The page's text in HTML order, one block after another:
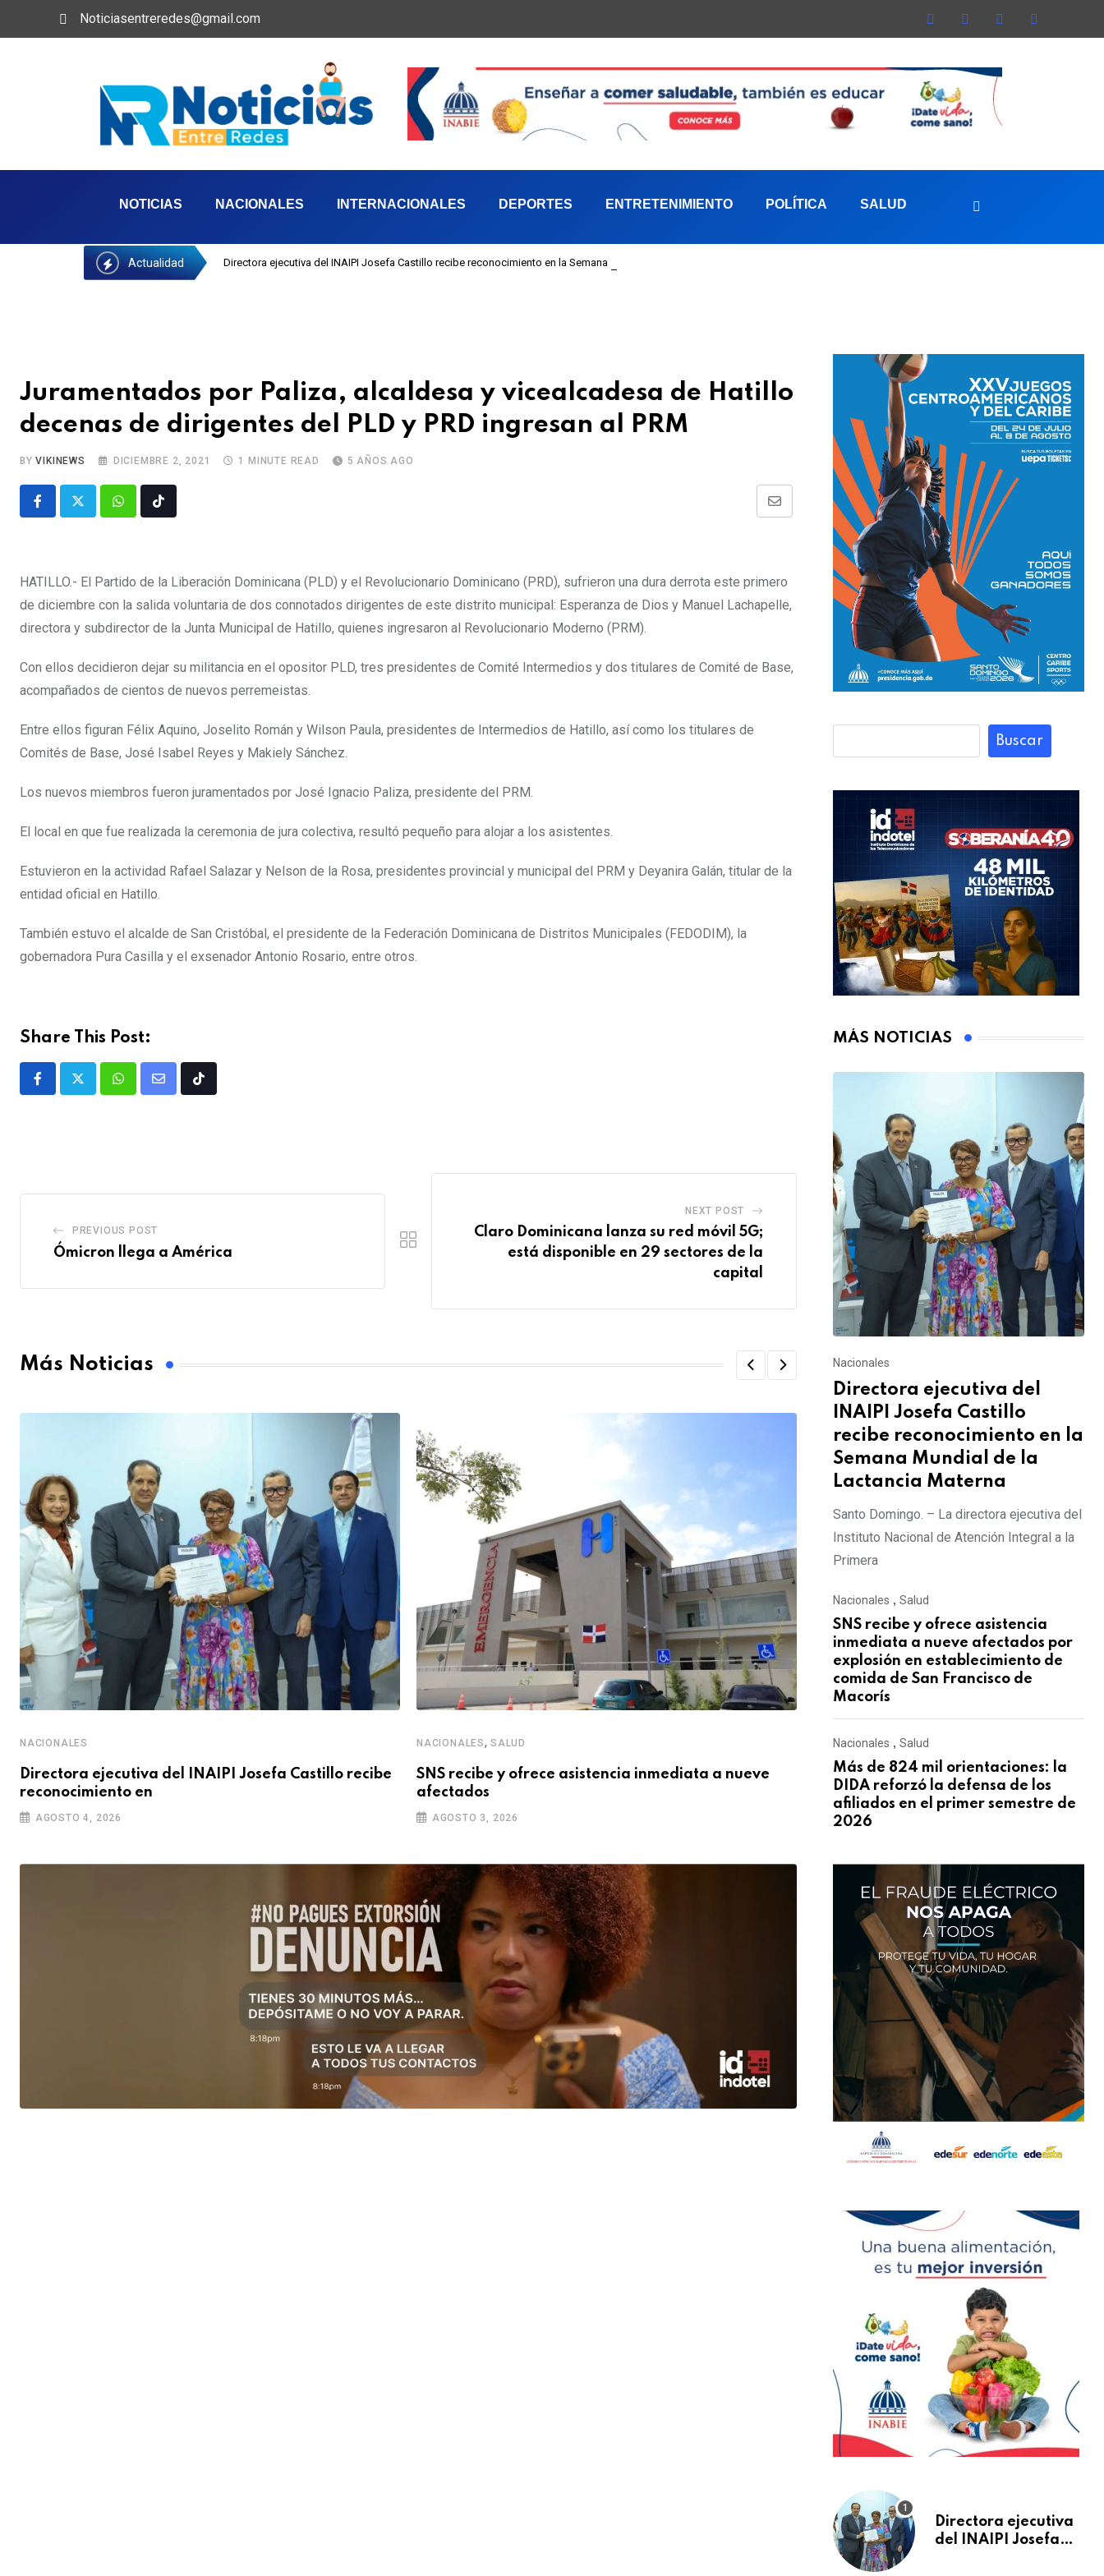
Noticiasentreredes@gmail.com
NOTICIAS NACIONALES INTERNACIONALES DEPORTES ENTRETENIMIENTO POLÍTICA SALUD
Actualidad Directora ejecutiva del INAIPI Josefa Castillo recibe reconocimiento en la Semana Mundial de la Lactancia Materna
Juramentados por Paliza, alcaldesa y vicealcadesa de Hatillo
decenas de dirigentes del PLD y PRD ingresan al PRM
BYVIKINEWS DICIEMBRE 2, 2021 1 MINUTE READ 5 AÑOS AGO
HATILLO.- El Partido de la Liberación Dominicana (PLD) y el Revolucionario Dominicano (PRD), sufrieron una dura derrota este primero
de diciembre con la salida voluntaria de dos connotados dirigentes de este distrito municipal: Esperanza de Dios y Manuel Lachapelle,
directora y subdirector de la Junta Municipal de Hatillo, quienes ingresaron al Revolucionario Moderno (PRM).
Con ellos decidieron dejar su militancia en el opositor PLD, tres presidentes de Comité Intermedios y dos titulares de Comité de Base,
acompañados de cientos de nuevos perremeistas.
Entre ellos figuran Félix Aquino, Joselito Román y Wilson Paula, presidentes de Intermedios de Hatillo, así como los titulares de
Comités de Base, José Isabel Reyes y Makiely Sánchez.
Los nuevos miembros fueron juramentados por José Ignacio Paliza, presidente del PRM.
El local en que fue realizada la ceremonia de jura colectiva, resultó pequeño para alojar a los asistentes.
Estuvieron en la actividad Rafael Salazar y Nelson de la Rosa, presidentes provincial y municipal del PRM y Deyanira Galán, titular de la
entidad oficial en Hatillo.
También estuvo el alcalde de San Cristóbal, el presidente de la Federación Dominicana de Distritos Municipales (FEDODIM), la
gobernadora Pura Casilla y el exsenador Antonio Rosario, entre otros.
Share This Post:
PREVIOUS POST
Ómicron llega a América
NEXT POST
Claro Dominicana lanza su red móvil 5G;
está disponible en 29 sectores de la
capital
Más Noticias
NACIONALES
Directora ejecutiva del INAIPI Josefa Castillo recibe
reconocimiento en
AGOSTO 4, 2026
NACIONALES, SALUD
SNS recibe y ofrece asistencia inmediata a nueve
afectados
AGOSTO 3, 2026
NACIONALES,SALUD
Más de 824 mil orientaciones: la DIDA
AGOSTO 3, 2026
Buscar
MÁS NOTICIAS
Nacionales
Directora ejecutiva del
INAIPI Josefa Castillo
recibe reconocimiento en la
Semana Mundial de la
Lactancia Materna
Santo Domingo. – La directora ejecutiva del
Instituto Nacional de Atención Integral a la
Primera
Nacionales , Salud
SNS recibe y ofrece asistencia
inmediata a nueve afectados por
explosión en establecimiento de
comida de San Francisco de
Macorís
Nacionales , Salud
Más de 824 mil orientaciones: la
DIDA reforzó la defensa de los
afiliados en el primer semestre de
2026
Directora ejecutiva
del INAIPI Josefa